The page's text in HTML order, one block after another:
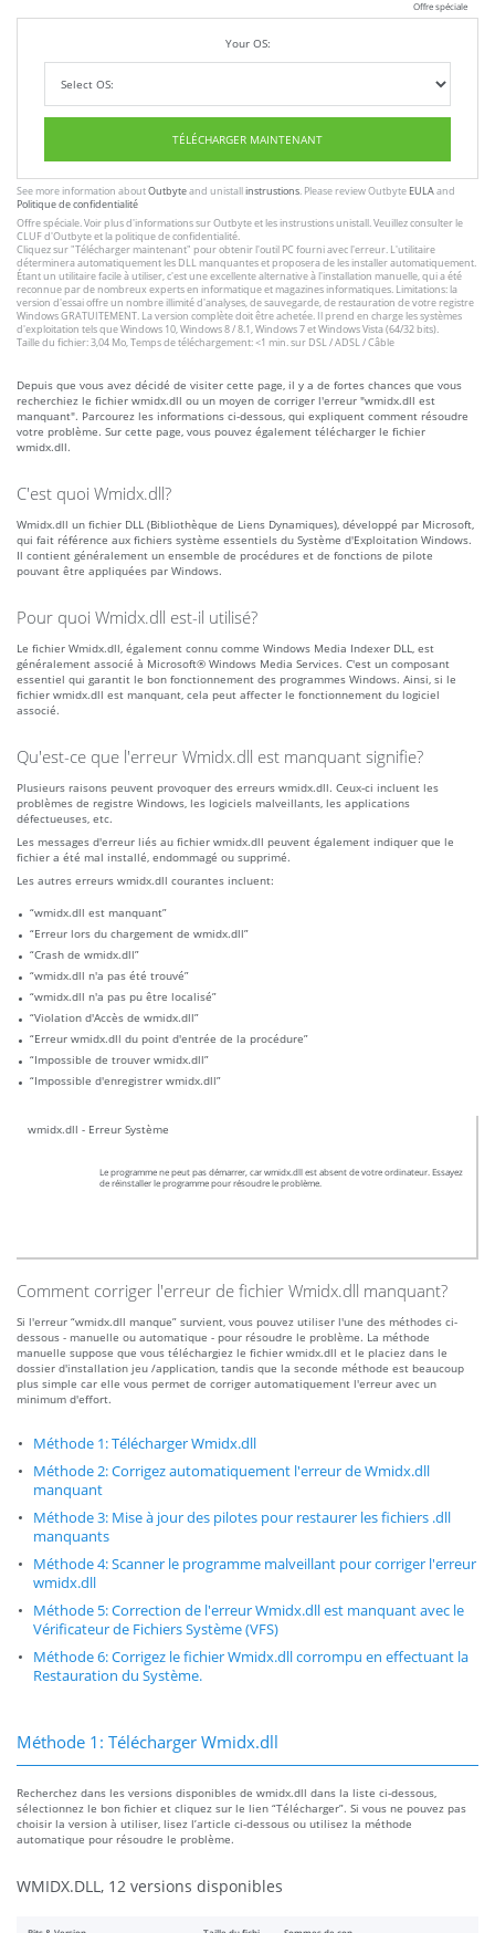
Offre spéciale
Your OS:
TÉLÉCHARGER MAINTENANT
See more information aboutOutbyteand unistallinstrustions. Please review Outbyte EULAand
Politique de confidentialité
Offre spéciale. Voir plus d'informations surOutbyteet lesinstrustions unistall. Veuillez consulter le
CLUFd'Outbyte etla politique de confidentialité.
Cliquez sur"Télécharger maintenant" pour obtenir l'outil PC fourni avec l'erreur. L'utilitaire
déterminera automatiquement les DLL manquantes et proposera de les installer automatiquement.
Étant un utilitaire facile à utiliser, c'est une excellente alternative à l'installation manuelle, qui a été
reconnue par de nombreux experts en informatique et magazines informatiques. Limitations: la
version d'essai offre un nombre illimité d'analyses, de sauvegarde, de restauration de votre registre
Windows GRATUITEMENT. La version complète doit être achetée. Il prend en charge les systèmes
d'exploitation tels que Windows 10, Windows 8 / 8.1, Windows 7 et Windows Vista (64/32 bits).
Taille du fichier: 3,04 Mo, Temps de téléchargement: <1 min. sur DSL / ADSL / Câble
Depuis que vous avez décidé de visiter cette page, il y a de fortes chances que vous
recherchiez le fichier wmidx.dll ou un moyen de corriger l'erreur "wmidx.dll est
manquant". Parcourez les informations ci-dessous, qui expliquent comment résoudre
votre problème. Sur cette page, vous pouvez également télécharger le fichier
wmidx.dll.
C'est quoi Wmidx.dll?
Wmidx.dll un fichier DLL (Bibliothèque de Liens Dynamiques), développé par Microsoft,
qui fait référence aux fichiers système essentiels du Système d'Exploitation Windows.
Il contient généralement un ensemble de procédures et de fonctions de pilote
pouvant être appliquées par Windows.
Pour quoi Wmidx.dll est-il utilisé?
Le fichier Wmidx.dll, également connu comme Windows Media Indexer DLL, est
généralement associé à Microsoft® Windows Media Services. C'est un composant
essentiel qui garantit le bon fonctionnement des programmes Windows. Ainsi, si le
fichier wmidx.dll est manquant, cela peut affecter le fonctionnement du logiciel
associé.
Qu'est-ce que l'erreur Wmidx.dll est manquant signifie?
Plusieurs raisons peuvent provoquer des erreurs wmidx.dll. Ceux-ci incluent les
problèmes de registre Windows, les logiciels malveillants, les applications
défectueuses, etc.
Les messages d'erreur liés au fichier wmidx.dll peuvent également indiquer que le
fichier a été mal installé, endommagé ou supprimé.
Les autres erreurs wmidx.dll courantes incluent:
“wmidx.dll est manquant”
“Erreur lors du chargement de wmidx.dll”
“Crash de wmidx.dll”
“wmidx.dll n'a pas été trouvé”
“wmidx.dll n'a pas pu être localisé”
“Violation d'Accès de wmidx.dll”
“Erreur wmidx.dll du point d'entrée de la procédure”
“Impossible de trouver wmidx.dll”
“Impossible d'enregistrer wmidx.dll”
wmidx.dll - Erreur Système
Le programme ne peut pas démarrer, car wmidx.dll est absent de votre ordinateur. Essayez
de réinstaller le programme pour résoudre le problème.
Comment corriger l'erreur de fichier Wmidx.dll manquant?
Si l'erreur “wmidx.dll manque” survient, vous pouvez utiliser l'une des méthodes ci-
dessous - manuelle ou automatique - pour résoudre le problème. La méthode
manuelle suppose que vous téléchargiez le fichier wmidx.dll et le placiez dans le
dossier d'installation jeu /application, tandis que la seconde méthode est beaucoup
plus simple car elle vous permet de corriger automatiquement l'erreur avec un
minimum d'effort.
Méthode 1: Télécharger Wmidx.dll
Méthode 2: Corrigez automatiquement l'erreur de Wmidx.dll
manquant
Méthode 3: Mise à jour des pilotes pour restaurer les fichiers .dll
manquants
Méthode 4: Scanner le programme malveillant pour corriger l'erreur
wmidx.dll
Méthode 5: Correction de l'erreur Wmidx.dll est manquant avec le
Vérificateur de Fichiers Système (VFS)
Méthode 6: Corrigez le fichier Wmidx.dll corrompu en effectuant la
Restauration du Système.
Méthode 1: Télécharger Wmidx.dll
Recherchez dans les versions disponibles de wmidx.dll dans la liste ci-dessous,
sélectionnez le bon fichier et cliquez sur le lien “Télécharger”. Si vous ne pouvez pas
choisir la version à utiliser, lisez l’article ci-dessous ou utilisez la méthode
automatique pour résoudre le problème.
WMIDX.DLL, 12 versions disponibles